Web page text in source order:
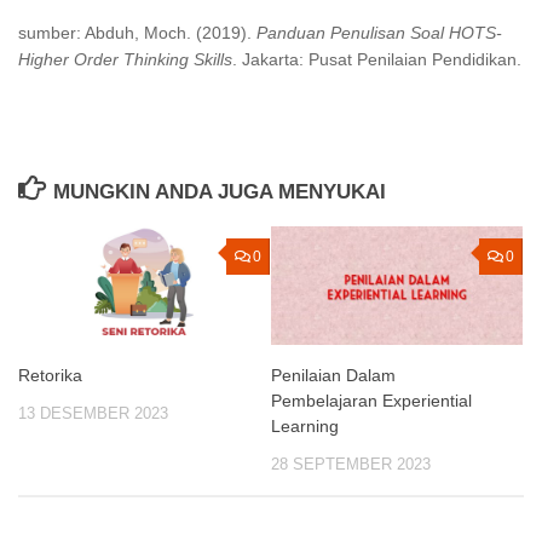
sumber: Abduh, Moch. (2019). Panduan Penulisan Soal HOTS-
Higher Order Thinking Skills. Jakarta: Pusat Penilaian Pendidikan.
MUNGKIN ANDA JUGA MENYUKAI
0
Retorika
13 DESEMBER 2023
0
Penilaian Dalam
Pembelajaran Experiential
Learning
28 SEPTEMBER 2023